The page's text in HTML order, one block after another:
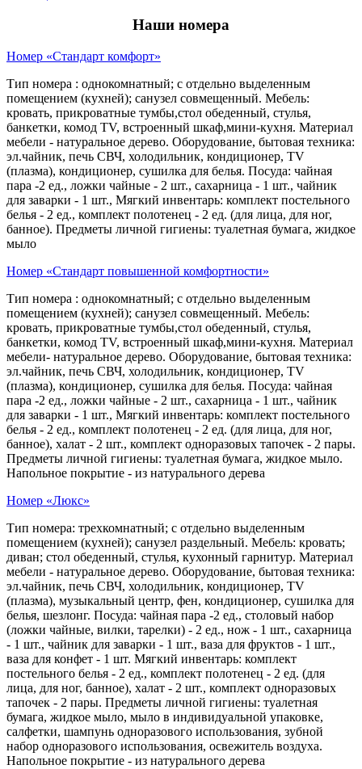
Наши номера
Номер «Стандарт комфорт»
Тип номера : однокомнатный; с отдельно выделенным
помещением (кухней); санузел совмещенный. Мебель:
кровать, прикроватные тумбы,стол обеденный, стулья,
банкетки, комод TV, встроенный шкаф,мини-кухня. Материал
мебели - натуральное дерево. Оборудование, бытовая техника:
эл.чайник, печь СВЧ, холодильник, кондиционер, TV
(плазма), кондиционер, сушилка для белья. Посуда: чайная
пара -2 ед., ложки чайные - 2 шт., сахарница - 1 шт., чайник
для заварки - 1 шт., Мягкий инвентарь: комплект постельного
белья - 2 ед., комплект полотенец - 2 ед. (для лица, для ног,
банное). Предметы личной гигиены: туалетная бумага, жидкое
мыло
Номер «Стандарт повышенной комфортности»
Тип номера : однокомнатный; с отдельно выделенным
помещением (кухней); санузел совмещенный. Мебель:
кровать, прикроватные тумбы,стол обеденный, стулья,
банкетки, комод TV, встроенный шкаф,мини-кухня. Материал
мебели- натуральное дерево. Оборудование, бытовая техника:
эл.чайник, печь СВЧ, холодильник, кондиционер, TV
(плазма), кондиционер, сушилка для белья. Посуда: чайная
пара -2 ед., ложки чайные - 2 шт., сахарница - 1 шт., чайник
для заварки - 1 шт., Мягкий инвентарь: комплект постельного
белья - 2 ед., комплект полотенец - 2 ед. (для лица, для ног,
банное), халат - 2 шт., комплект одноразовых тапочек - 2 пары.
Предметы личной гигиены: туалетная бумага, жидкое мыло.
Напольное покрытие - из натурального дерева
Номер «Люкс»
Тип номера: трехкомнатный; с отдельно выделенным
помещением (кухней); санузел раздельный. Мебель: кровать;
диван; стол обеденный, стулья, кухонный гарнитур. Материал
мебели - натуральное дерево. Оборудование, бытовая техника:
эл.чайник, печь СВЧ, холодильник, кондиционер, TV
(плазма), музыкальный центр, фен, кондиционер, сушилка для
белья, шезлонг. Посуда: чайная пара -2 ед., столовый набор
(ложки чайные, вилки, тарелки) - 2 ед., нож - 1 шт., сахарница
- 1 шт., чайник для заварки - 1 шт., ваза для фруктов - 1 шт.,
ваза для конфет - 1 шт. Мягкий инвентарь: комплект
постельного белья - 2 ед., комплект полотенец - 2 ед. (для
лица, для ног, банное), халат - 2 шт., комплект одноразовых
тапочек - 2 пары. Предметы личной гигиены: туалетная
бумага, жидкое мыло, мыло в индивидуальной упаковке,
салфетки, шампунь одноразового использования, зубной
набор одноразового использования, освежитель воздуха.
Напольное покрытие - из натурального дерева